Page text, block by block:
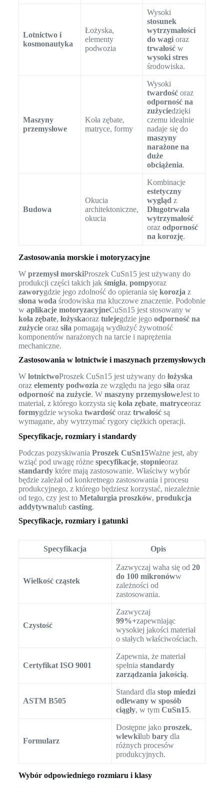
Lotnictwo i
kosmonautyka
Łożyska,
elementy
podwozia
Wysoki
stosunek
wytrzymałości
do wagioraz
trwałośćw
wysoki stres
środowiska.
Maszyny
przemysłowe
Koła zębate,
matryce, formy
Wysoki
twardośćoraz
odporność na
zużyciedzięki
czemu idealnie
nadaje się do
maszyny
narażone na
duże
obciążenia.
Budowa
Okucia
architektoniczne,
okucia
Kombinacje
estetyczny
wygląd z
Długotrwała
wytrzymałość
oraz odporność
na korozję.
Zastosowania morskie i motoryzacyjne
W przemysł morskiProszek CuSn15 jest używany do
produkcji części takich jak śmigła, pompyoraz
zaworygdzie jego zdolność do opierania się korozja z
słona woda środowiska ma kluczowe znaczenie. Podobnie
w aplikacje motoryzacyjneCuSn15 jest stosowany w
koła zębate, łożyskaoraz tulejegdzie jego odporność na
zużycieoraz siła pomagają wydłużyć żywotność
komponentów narażonych na tarcie i naprężenia
mechaniczne.
Zastosowania w lotnictwie i maszynach przemysłowych
W lotnictwoProszek CuSn15 jest używany do łożyska
oraz elementy podwozia ze względu na jego siła oraz
odporność na zużycie. W maszyny przemysłoweJest to
materiał, z którego korzysta się koła zębate, matryceoraz
formygdzie wysoka twardośćoraz trwałośćsą
wymagane, aby wytrzymać rygory ciężkich operacji.
Specyfikacje, rozmiary i standardy
Podczas pozyskiwania Proszek CuSn15Ważne jest, aby
wziąć pod uwagę różne specyfikacje, stopnieoraz
standardyktóre mają zastosowanie. Właściwy wybór
będzie zależał od konkretnego zastosowania i procesu
produkcyjnego, z którego będziesz korzystać, niezależnie
od tego, czy jest to Metalurgia proszków, produkcja
addytywnalub casting.
Specyfikacje, rozmiary i gatunki
Specyfikacja Opis
Wielkość cząstek
Zazwyczaj waha się od 20
do 100 mikronóww
zależności od
zastosowania.
Czystość
Zazwyczaj
99%+zapewniając
wysokiej jakości materiał
o stałych właściwościach.
Certyfikat ISO 9001
Zapewnia, że materiał
spełnia standardy
zarządzania jakością.
ASTM B505
Standard dla stop miedzi
odlewany w sposób
ciągły, w tym CuSn15.
Formularz
Dostępne jako proszek,
wlewkilub barydla
różnych procesów
produkcyjnych.
Wybór odpowiedniego rozmiaru i klasy